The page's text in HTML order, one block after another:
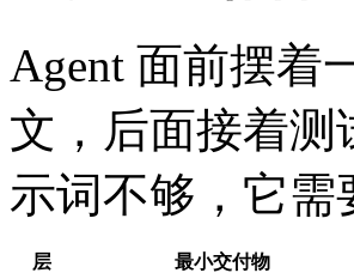
Agent 面前摆着
文，后面接着
示词不够，它
层 最小交付物